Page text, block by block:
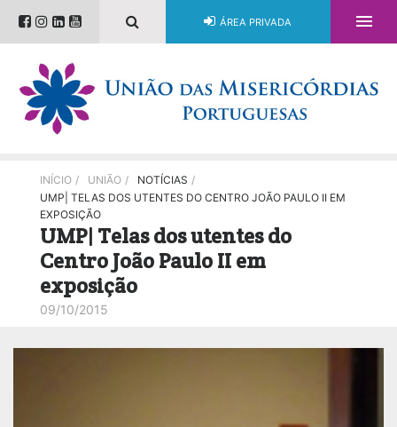
ÁREA PRIVADA 
INÍCIO / UNIÃO / NOTÍCIAS /
UMP| TELAS DOS UTENTES DO CENTRO JOÃO PAULO II EM
EXPOSIÇÃO
UMP| Telas dos utentes do
Centro João Paulo II em
exposição
09/10/2015